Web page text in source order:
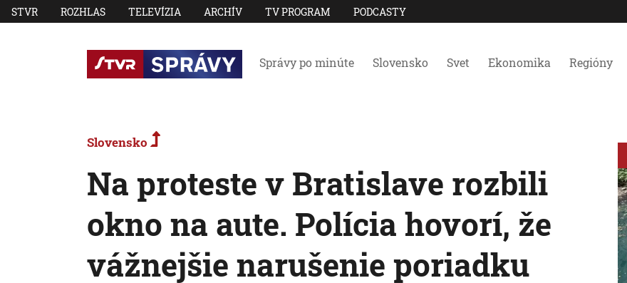
STVR ROZHLAS TELEVÍZIA ARCHÍV TV PROGRAM PODCASTY
Správy po minúte Slovensko Svet Ekonomika Regióny
Slovensko
Na proteste v Bratislave rozbili
okno na aute. Polícia hovorí, že
vážnejšie narušenie poriadku